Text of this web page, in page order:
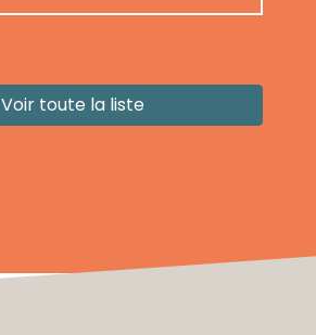
Voir toute la liste